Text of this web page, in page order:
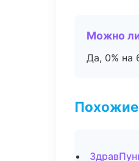
Можно
Да, 0% на
Похожие